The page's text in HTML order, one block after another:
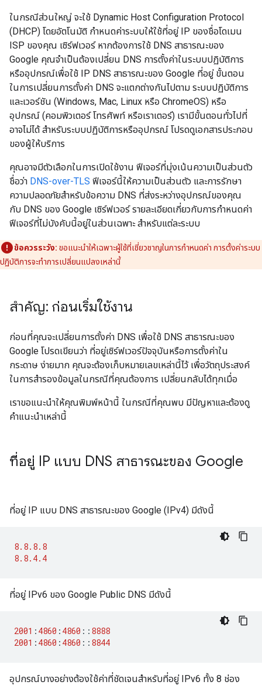
ในกรณีส่วนใหญ่ จะใช้ Dynamic Host Configuration Protocol
(DHCP) โดยอัตโนมัติ กำหนดค่าระบบให้ใช้ที่อยู่ IP ของชื่อโดเมน
ISP ของคุณ เซิร์ฟเวอร์ หากต้องการใช้ DNS สาธารณะของ
Google คุณจำเป็นต้องเปลี่ยน DNS การตั้งค่าในระบบปฏิบัติการ
หรืออุปกรณ์เพื่อใช้ IP DNS สาธารณะของ Google ที่อยู่ ขั้นตอน
ในการเปลี่ยนการตั้งค่า DNS จะแตกต่างกันไปตาม ระบบปฏิบัติการ
และเวอร์ชัน (Windows, Mac, Linux หรือ ChromeOS) หรือ
อุปกรณ์ (คอมพิวเตอร์ โทรศัพท์ หรือเราเตอร์) เรามีขั้นตอนทั่วไปที่
อาจไม่ได้ สำหรับระบบปฏิบัติการหรืออุปกรณ์ โปรดดูเอกสารประกอบ
ของผู้ให้บริการ
คุณอาจมีตัวเลือกในการเปิดใช้งาน ฟีเจอร์ที่มุ่งเน้นความเป็นส่วนตัว
ชื่อว่า DNS-over-TLS ฟีเจอร์นี้ให้ความเป็นส่วนตัว และการรักษา
ความปลอดภัยสำหรับข้อความ DNS ที่ส่งระหว่างอุปกรณ์ของคุณ
กับ DNS ของ Google เซิร์ฟเวอร์ รายละเอียดเกี่ยวกับการกำหนดค่า
ฟีเจอร์ที่ไม่บังคับนี้อยู่ในส่วนเฉพาะ สำหรับแต่ละระบบ
ข้อควรระวัง: ขอแนะนำให้เฉพาะผู้ใช้ที่เชี่ยวชาญในการกำหนดค่า การตั้งค่าระบบ
ปฏิบัติการจะทำการเปลี่ยนแปลงเหล่านี้
สำคัญ: ก่อนเริ่มใช้งาน
ก่อนที่คุณจะเปลี่ยนการตั้งค่า DNS เพื่อใช้ DNS สาธารณะของ
Google โปรดเขียนว่า ที่อยู่เซิร์ฟเวอร์ปัจจุบันหรือการตั้งค่าใน
กระดาษ ง่ายมาก คุณจะต้องเก็บหมายเลขเหล่านี้ไว้ เพื่อวัตถุประสงค์
ในการสำรองข้อมูลในกรณีที่คุณต้องการ เปลี่ยนกลับได้ทุกเมื่อ
เราขอแนะนำให้คุณพิมพ์หน้านี้ ในกรณีที่คุณพบ มีปัญหาและต้องดู
คำแนะนำเหล่านี้
ที่อยู่ IP แบบ DNS สาธารณะของ Google
ที่อยู่ IP แบบ DNS สาธารณะของ Google (IPv4) มีดังนี้
8.8.8.8
8.8.4.4
ที่อยู่ IPv6 ของ Google Public DNS มีดังนี้
2001 : 4860 : 4860 :: 8888
2001 : 4860 : 4860 :: 8844
อุปกรณ์บางอย่างต้องใช้ค่าที่ชัดเจนสำหรับที่อยู่ IPv6 ทั้ง 8 ช่อง